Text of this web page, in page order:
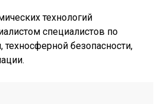
технологий
специалистов по
техносферной безопасности,